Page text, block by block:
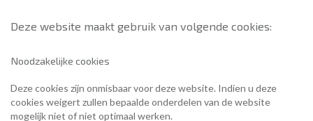
Deze website maakt gebruik van volgende cookies:
Noodzakelijke cookies
Deze cookies zijn onmisbaar voor deze website. Indien u deze
cookies weigert zullen bepaalde onderdelen van de website
mogelijk niet of niet optimaal werken.